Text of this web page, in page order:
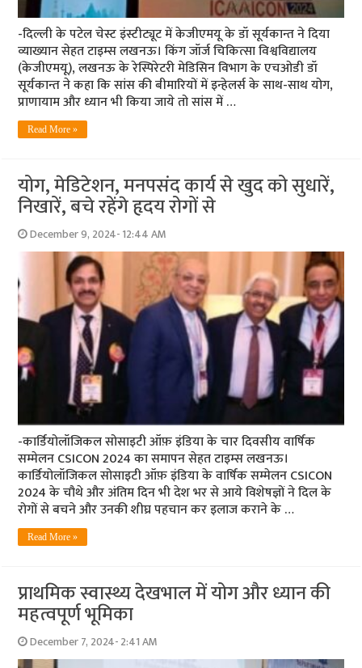
-दिल्ली के पटेल चेस्ट इंस्टीट्यूट में केजीएमयू के डॉ सूर्यकान्त ने दिया
व्याख्यान सेहत टाइम्स लखनऊ। किंग जॉर्ज चिकित्सा विश्वविद्यालय
(केजीएमयू), लखनऊ के रेस्पिरेटरी मेडिसिन विभाग के एचओडी डॉ
सूर्यकान्त ने कहा कि सांस की बीमारियों में इन्हेलर्स के साथ-साथ योग,
प्राणायाम और ध्यान भी किया जाये तो सांस में …
Read More »
योग, मेडिटेशन, मनपसंद कार्य से खुद को सुधारें,
निखारें, बचे रहेंगे हृदय रोगों से
December 9, 2024- 12:44 AM
-कार्डियोलॉजिकल सोसाइटी ऑफ़ इंडिया के चार दिवसीय वार्षिक
सम्मेलन CSICON 2024 का समापन सेहत टाइम्स लखनऊ।
कार्डियोलॉजिकल सोसाइटी ऑफ़ इंडिया के वार्षिक सम्मेलन CSICON
2024 के चौथे और अंतिम दिन भी देश भर से आये विशेषज्ञों ने दिल के
रोगों से बचने और उनकी शीघ्र पहचान कर इलाज कराने के …
Read More »
प्राथमिक स्वास्थ्य देखभाल में योग और ध्यान की
महत्वपूर्ण भूमिका
December 7, 2024- 2:41 AM